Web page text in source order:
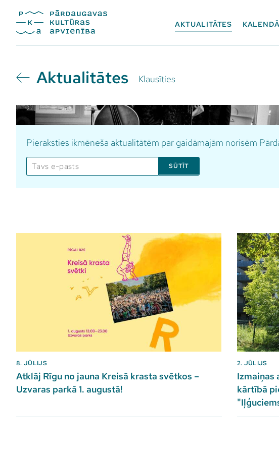
AKTUALITĀTES
Aktualitātes Klausīties
Pieraksties ikmēneša aktualitātēm par gaidāmajām norisēm
SŪTĪT
8. JŪLIJS
Atklāj Rīgu no jauna Kreisā krasta svētkos –
Uzvaras parkā 1. augustā!
2. JŪLIJS
Izmaiņas
kārtībā